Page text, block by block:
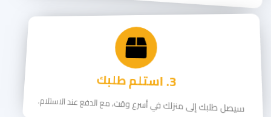
3. استلم طلبك
سيصل طلبك إلى منزلك في أسرع وقت، مع الدفع عند الاستلام.